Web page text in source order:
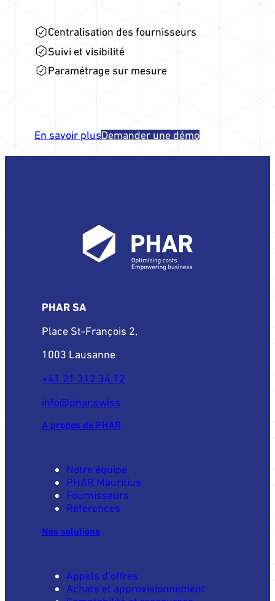
Centralisation des fournisseurs
Suivi et visibilité
Paramétrage sur mesure
En savoir plusDemander une démo
PHAR SA
Place St-François 2,
1003 Lausanne
+41 21 312 34 12
info@phar.swiss
A propos de PHAR
Notre équipe
PHAR Mauritius
Fournisseurs
Références
Nos solutions
Appels d’offres
Achats et approvisionnement